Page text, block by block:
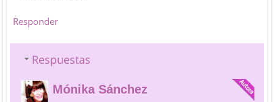
Responder
Respuestas
Mónika Sánchez